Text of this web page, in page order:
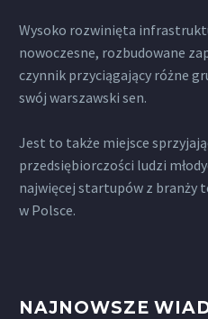
Wysoko rozwinięta
nowoczesne, rozbudowane
czynnik przyciągający różne
swój warszawski sen.
Jest to także miejsce
przedsiębiorczości ludzi
najwięcej startupów z branży
w Polsce.
NAJNOWSZE